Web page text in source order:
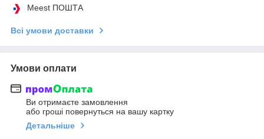
Meest ПОШТА
Всі умови доставки
Умови оплати
Ви отримаєте замовлення
або гроші повернуться на вашу картку
Детальніше